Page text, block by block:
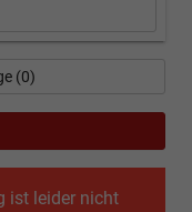
ist leider nicht
(0)